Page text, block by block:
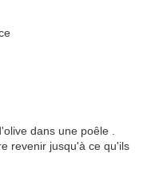
dans une poêle .
revenir jusqu'à ce qu'ils